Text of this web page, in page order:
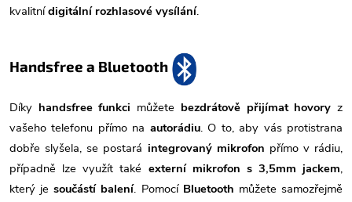
kvalitní digitální rozhlasové vysílání.
Handsfree a Bluetooth
Díky handsfree funkci můžete bezdrátově přijímat hovory z
vašeho telefonu přímo na autorádiu. O to, aby vás protistrana
dobře slyšela, se postará integrovaný mikrofon přímo v rádiu,
případně lze využít také externí mikrofon s 3,5mm jackem,
který jesoučástí balení. Pomocí Bluetooth můžete samozřejmě